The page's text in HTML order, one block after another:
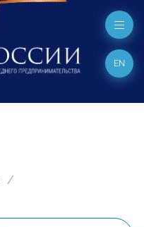
EN